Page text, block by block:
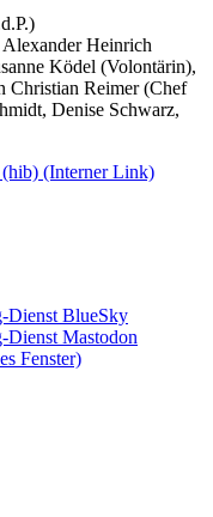
Heinrich
Ködel (Volontärin),
Christian Reimer (Chef
Denise Schwarz,
(hib) (Interner Link)
Dienst BlueSky
Mastodon
Fenster)